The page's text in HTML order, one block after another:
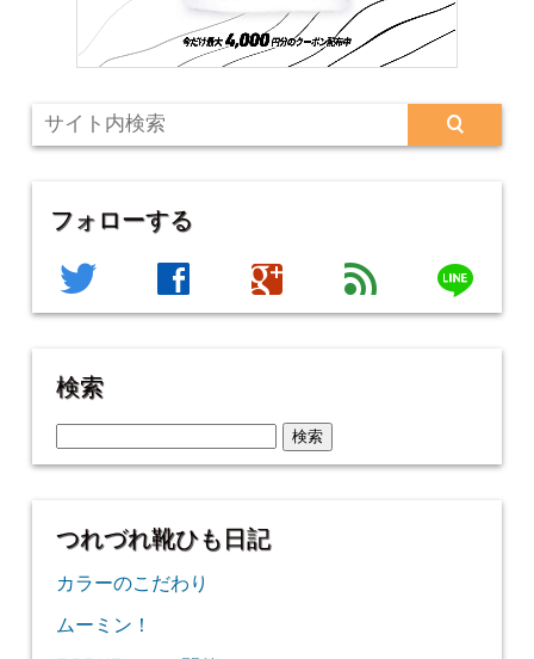
フォローする
twitter facebook google feed line
検索
索:
つれづれ靴ひも日記
カラーのこだわり
ムーミン！